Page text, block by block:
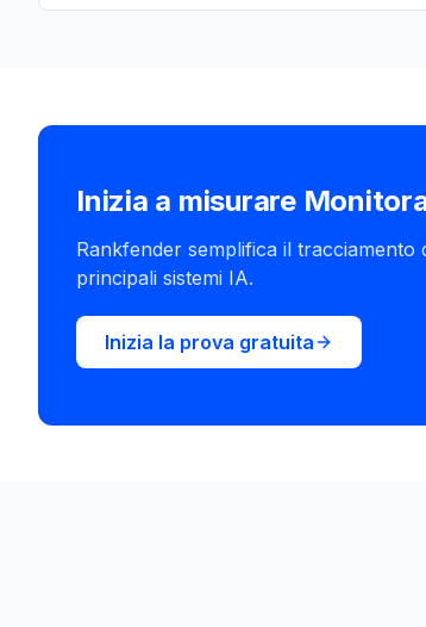
Inizia a misurare
Rankfender semplifica il tracciamento
principali sistemi IA.
Inizia la prova gratuita